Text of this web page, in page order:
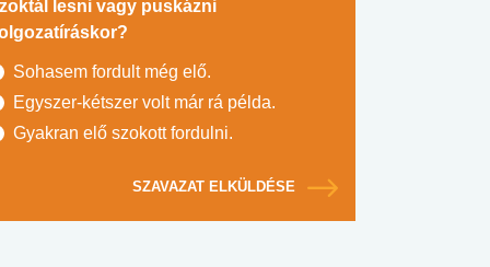
lesni vagy puskázni
Sohasem fordult még elő.
Egyszer-kétszer volt már rá példa.
Gyakran elő szokott fordulni.
SZAVAZAT ELKÜLDÉSE